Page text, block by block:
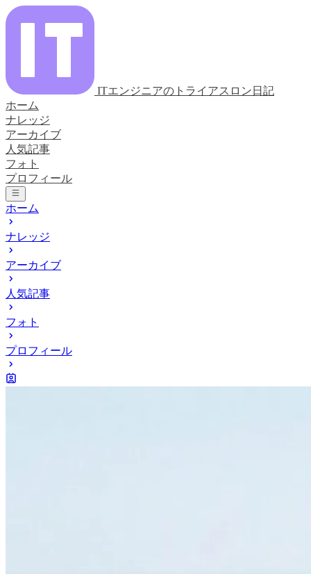
ITエンジニアのトライアスロン日記
ホーム
ナレッジ
アーカイブ
人気記事
フォト
プロフィール
ホーム
ナレッジ
アーカイブ
人気記事
フォト
プロフィール